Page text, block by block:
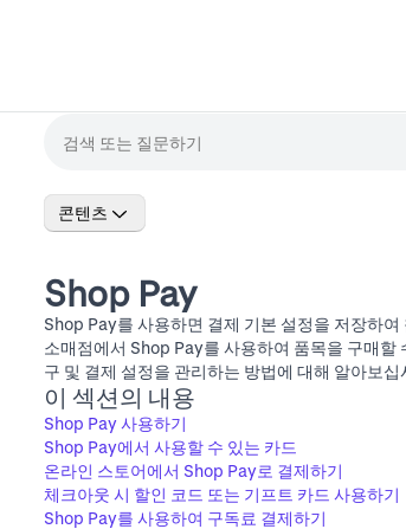
콘텐츠
Shop Pay
Shop Pay를 사용하면 결제 기본 설정을 저장하
소매점에서 Shop Pay를 사용하여 품목을 구매할
구 및 결제 설정을 관리하는 방법에 대해 알아보십
이 섹션의 내용
Shop Pay 사용하기
Shop Pay에서 사용할 수 있는 카드
온라인 스토어에서 Shop Pay로 결제하기
체크아웃 시 할인 코드 또는 기프트 카드 사용하기
Shop Pay를 사용하여 구독료 결제하기